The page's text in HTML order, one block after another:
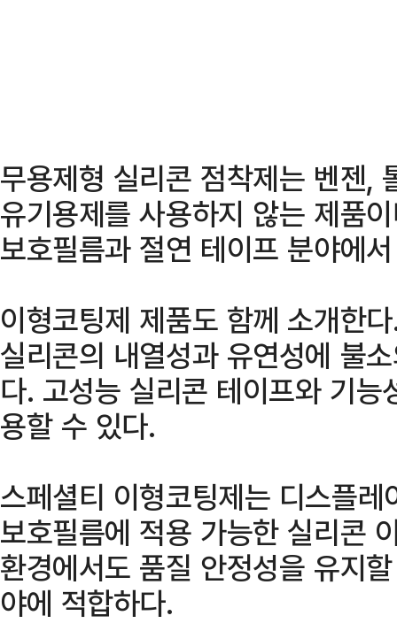
무용제형 실리콘 점착제는 벤젠,
유기용제를 사용하지 않는 제품
보호필름과 절연 테이프 분야에
이형코팅제 제품도 함께 소개한
실리콘의 내열성과 유연성에 불
다. 고성능 실리콘 테이프와 기
용할 수 있다.
스페셜티 이형코팅제는 디스플
보호필름에 적용 가능한 실리콘
환경에서도 품질 안정성을 유지
야에 적합하다.